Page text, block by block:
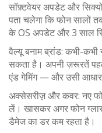
सॉफ़्टवेयर अपडेट और
पता चलेगा कि फोन सालों
के OS अपडेट और 3 साल
वैल्यू बनाम ब्रांड: कभी-कभी
सकता है। अपनी ज़रूरतें
एंड गेमिंग — और उसी
अक्सेसरीज़ और कवर: नए
लें। खासकर अगर फोन
डैमेज का डर कम रहता है।